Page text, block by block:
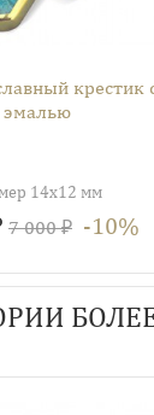
крестик
эмалью
14х12 мм
7 000 ₽ -10%